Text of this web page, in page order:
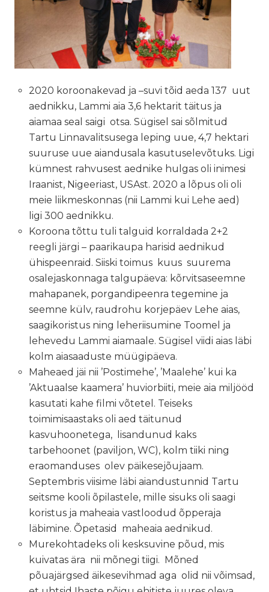
2020 koroonakevad ja –suvi tõid aeda 137 uut
aednikku, Lammi aia 3,6 hektarit täitus ja
aiamaa seal saigi otsa. Sügisel sai sõlmitud
Tartu Linnavalitsusega leping uue, 4,7 hektari
suuruse uue aiandusala kasutuselevõtuks. Ligi
kümnest rahvusest aednike hulgas oli inimesi
Iraanist, Nigeeriast, USAst. 2020 a lõpus oli oli
meie liikmeskonnas (nii Lammi kui Lehe aed)
ligi 300 aednikku.
Koroona tõttu tuli talguid korraldada 2+2
reegli järgi – paarikaupa harisid aednikud
ühispeenraid. Siiski toimus kuus suurema
osalejaskonnaga talgupäeva: kõrvitsaseemne
mahapanek, porgandipeenra tegemine ja
seemne külv, raudrohu korjepäev Lehe aias,
saagikoristus ning leheriisumine Toomel ja
lehevedu Lammi aiamaale. Sügisel viidi aias läbi
kolm aiasaaduste müügipäeva.
Maheaed jäi nii ’Postimehe’, ’Maalehe’ kui ka
’Aktuaalse kaamera’ huviorbiiti, meie aia miljööd
kasutati kahe filmi võtetel. Teiseks
toimimisaastaks oli aed täitunud
kasvuhoonetega, lisandunud kaks
tarbehoonet (paviljon, WC), kolm tiiki ning
eraomanduses olev päikesejõujaam.
Septembris viisime läbi aiandustunnid Tartu
seitsme kooli õpilastele, mille sisuks oli saagi
koristus ja maheaia vastloodud õpperaja
läbimine. Õpetasid maheaia aednikud.
Murekohtadeks oli kesksuvine põud, mis
kuivatas ära nii mõnegi tiigi. Mõned
põuajärgsed äikesevihmad aga olid nii võimsad,